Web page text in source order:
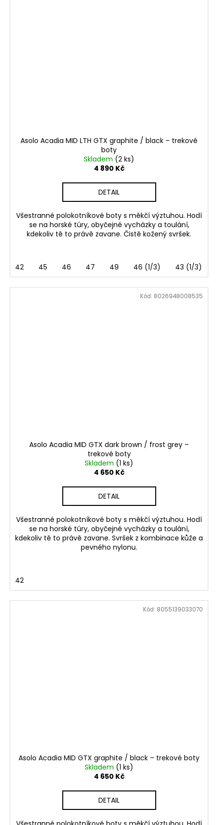
Asolo Acadia MID LTH GTX graphite / black – trekové
boty
Skladem (2 ks)
4 890 Kč
DETAIL
Všestranné polokotníkové boty s měkčí výztuhou. Hodí
se na horské túry, obyčejné vycházky a toulání,
kdekoliv tě to právě zavane. Čistě kožený svršek.
42 45 46 47 49 46 (1/3) 43 (1/3)
Asolo Acadia MID GTX dark brown / frost grey –
trekové boty
Skladem (1 ks)
4 650 Kč
DETAIL
Všestranné polokotníkové boty s měkčí výztuhou. Hodí
se na horské túry, obyčejné vycházky a toulání,
kdekoliv tě to právě zavane. Svršek z kombinace kůže a
pevného nylonu.
42
Kód: 8026948008535
Asolo Acadia MID GTX graphite / black – trekové boty
Skladem (1 ks)
4 650 Kč
DETAIL
Kód: 8055139033070